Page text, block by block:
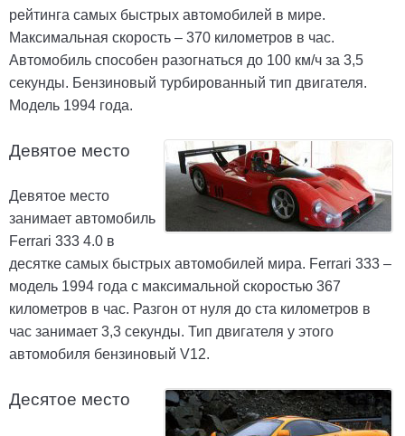
рейтинга самых быстрых автомобилей в мире.
Максимальная скорость – 370 километров в час.
Автомобиль способен разогнаться до 100 км/ч за 3,5
секунды. Бензиновый турбированный тип двигателя.
Модель 1994 года.
Девятое место
Девятое место
занимает автомобиль
Ferrari 333 4.0 в
десятке самых быстрых автомобилей мира. Ferrari 333 –
модель 1994 года с максимальной скоростью 367
километров в час. Разгон от нуля до ста километров в
час занимает 3,3 секунды. Тип двигателя у этого
автомобиля бензиновый V12.
Десятое место